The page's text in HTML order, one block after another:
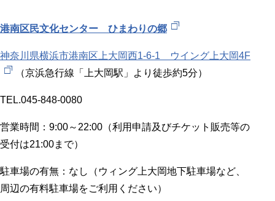
港南区民文化センター ひまわりの郷
神奈川県横浜市港南区上大岡西1-6-1 ウイング上大岡4F
（京浜急行線「上大岡駅」より徒歩約5分）
TEL.045-848-0080
営業時間：9:00～22:00（利用申請及びチケット販売等の
受付は21:00まで）
駐車場の有無：なし（ウィング上大岡地下駐車場など、
周辺の有料駐車場をご利用ください）